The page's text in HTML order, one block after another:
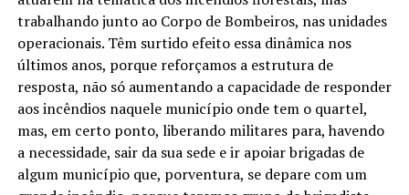
trabalhando junto ao Corpo de Bombeiros, nas unidades
operacionais. Têm surtido efeito essa dinâmica nos
últimos anos, porque reforçamos a estrutura de
resposta, não só aumentando a capacidade de responder
aos incêndios naquele município onde tem o quartel,
mas, em certo ponto, liberando militares para, havendo
a necessidade, sair da sua sede e ir apoiar brigadas de
algum município que, porventura, se depare com um